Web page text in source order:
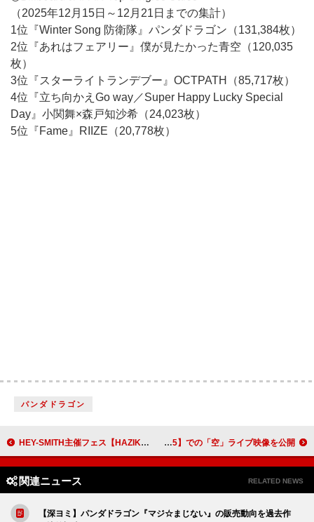
（2025年12月15日～12月21日までの集計）
1位『Winter Song 防衛隊』パンダドラゴン（131,384枚）
2位『あれはフェアリー』僕が見たかった青空（120,035
枚）
3位『スターライトランデブー』OCTPATH（85,717枚）
4位『立ち向かえGo way／Super Happy Lucky Special
Day』小関舞×森戸知沙希（24,023枚）
5位『Fame』RIIZE（20,778枚）
パンダドラゴン
HEY-SMITH主催フェス【HAZIKETEMAZARE FESTIVAL 2025】YouTubeにて配信決定 BE:FIRST、夜空の下で歌う【BMSG FES'25】での「空」ライブ映像を公開
関連ニュース RELATED NEWS
【深ヨミ】パンダドラゴン『マジ☆まじない』の販売動向を過去作